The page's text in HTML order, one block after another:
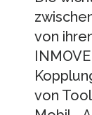
von
von